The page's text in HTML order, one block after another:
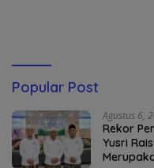
Popular Post
Agustus 6,
Rekor
Yusri